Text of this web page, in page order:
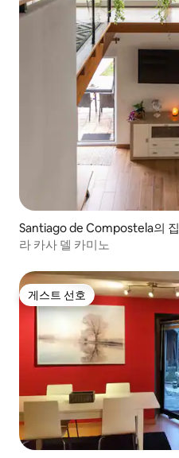
Santiago de Compostela의 집
라 카사 델 카미노
게스트 선호
게스트 선호